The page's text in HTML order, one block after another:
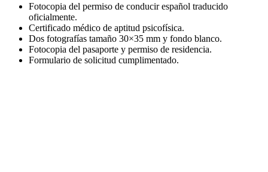
Fotocopia del permiso de conducir español traducido
oficialmente.
Certificado médico de aptitud psicofísica.
Dos fotografías tamaño 30×35 mm y fondo blanco.
Fotocopia del pasaporte y permiso de residencia.
Formulario de solicitud cumplimentado.